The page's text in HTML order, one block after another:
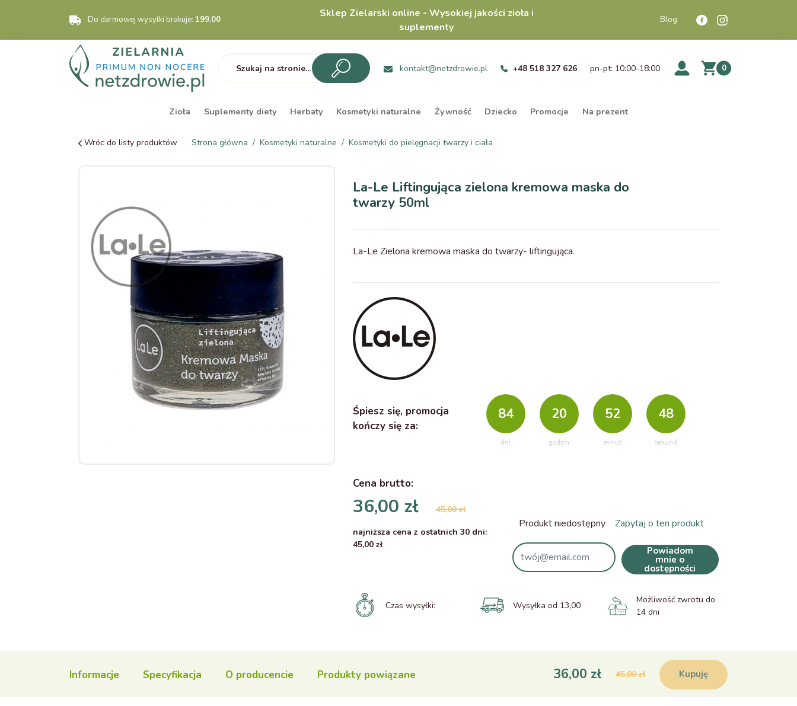
Do darmowej wysyłki brakuje: 199,00
Sklep Zielarski online - Wysokiej jakości zioła i
suplementy
Blog
kontakt@netzdrowie.pl +48 518 327 626 pn-pt: 10:00-18:00 0
Zioła Suplementy diety Herbaty Kosmetyki naturalne Żywność Dziecko Promocje Na prezent
Wróc do listy produktów Strona główna Kosmetyki naturalne Kosmetyki do pielęgnacji twarzy i ciała
La-Le Liftingująca zielona kremowa maska do
twarzy 50ml
La-Le Zielona kremowa maska do twarzy- liftingująca.
Śpiesz się, promocja
kończy się za:
84
dni
20
godzin
52
minut
46
sekund
Cena brutto:
36,00 zł
45,00 zł
najniższa cena z ostatnich 30 dni:
45,00 zł
Produkt niedostępny Zapytaj o ten produkt
Powiadom
mnie o
dostępności
Czas wysyłki: Wysyłka od 13,00
Możliwość zwrotu do
14 dni
Informacje Specyfikacja O producencie Produkty powiązane 36,00 zł 45,00 zł Kupuję